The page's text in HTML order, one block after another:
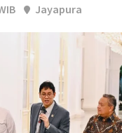
Jayapura